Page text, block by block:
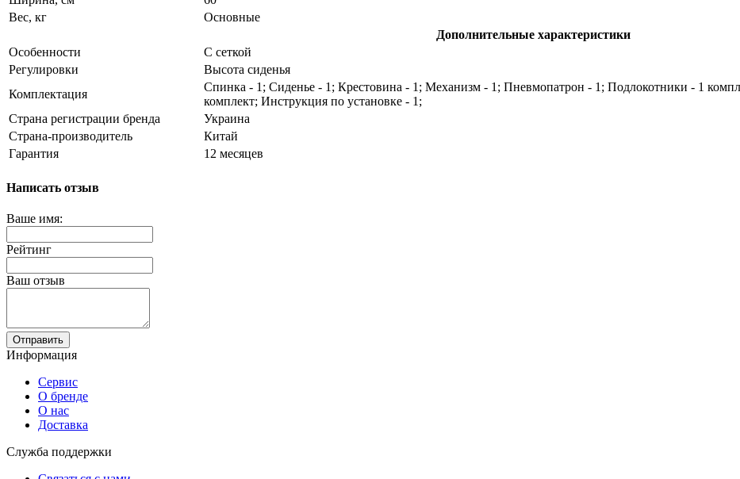
Вес, кг
Основные
Дополнительные характеристики
Особенности
С сеткой
Регулировки
Высота сиденья
Комплектация
Спинка - 1; Сиденье - 1; Крестовина - 1; Механизм - 1; Пневмопатрон - 1; Подлокотники - 1
комплект; Инструкция по установке - 1;
Страна регистрации бренда
Украина
Страна-производитель
Китай
Гарантия
12 месяцев
Написать отзыв
Ваше имя:
Рейтинг
Ваш отзыв
Отправить
Информация
Сервис
О бренде
О нас
Доставка
Служба поддержки